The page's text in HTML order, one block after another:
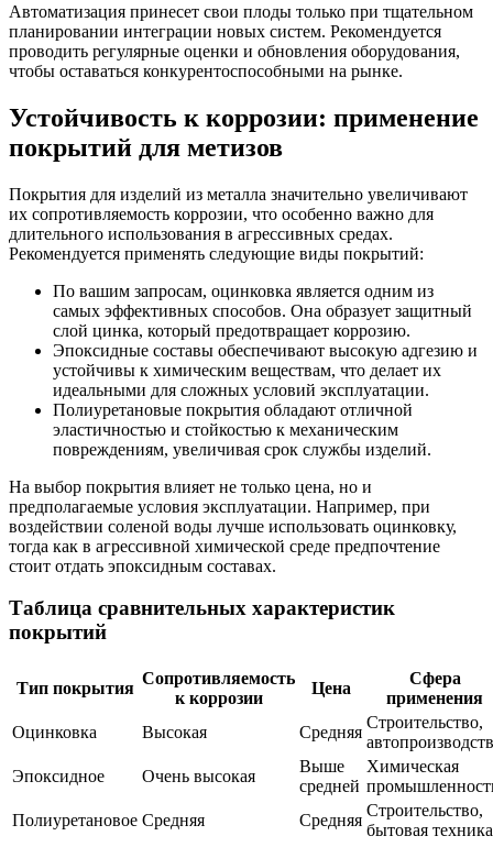
Автоматизация принесет свои плоды только при тщательном
планировании интеграции новых систем. Рекомендуется
проводить регулярные оценки и обновления оборудования,
чтобы оставаться конкурентоспособными на рынке.
Устойчивость к коррозии: применение
покрытий для метизов
Покрытия для изделий из металла значительно увеличивают
их сопротивляемость коррозии, что особенно важно для
длительного использования в агрессивных средах.
Рекомендуется применять следующие виды покрытий:
По вашим запросам, оцинковка является одним из
самых эффективных способов. Она образует защитный
слой цинка, который предотвращает коррозию.
Эпоксидные составы обеспечивают высокую адгезию и
устойчивы к химическим веществам, что делает их
идеальными для сложных условий эксплуатации.
Полиуретановые покрытия обладают отличной
эластичностью и стойкостью к механическим
повреждениям, увеличивая срок службы изделий.
На выбор покрытия влияет не только цена, но и
предполагаемые условия эксплуатации. Например, при
воздействии соленой воды лучше использовать оцинковку,
тогда как в агрессивной химической среде предпочтение
стоит отдать эпоксидным составах.
Таблица сравнительных характеристик
покрытий
Тип покрытия
Сопротивляемость
к коррозии
Цена
Сфера
применения
Оцинковка
Высокая Средняя
Строительство,
Эпоксидное
Очень высокая
Выше
средней
Химическая
Полиуретановое Средняя Средняя
Строительство,
бытовая техника